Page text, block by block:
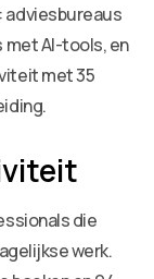
met AI-tools, en
met 35
die
werk.